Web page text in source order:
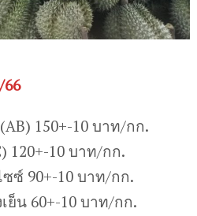
150+-10 บาท/กก.
120+-10 บาท/กก.
ซ์ 90+-10 บาท/กก.
ย็น 60+-10 บาท/กก.